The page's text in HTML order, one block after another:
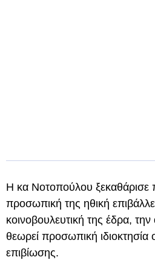
Η κα Νοτοπούλου ξεκαθάρισε
προσωπική της ηθική
κοινοβουλευτική της έδρα,
θεωρεί προσωπική ιδιοκτησία
επιβίωσης.